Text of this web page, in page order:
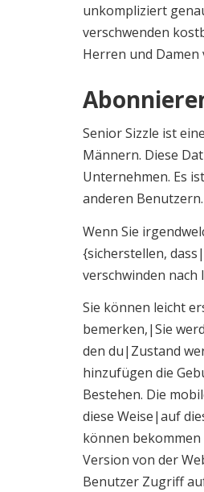
unkompliziert
verschwenden
Herren und
Senior Sizzle ist
Männern. Diese
Unternehmen. Es
anderen Benutzern.
Wenn Sie
{sicherstellen,
verschwinden nach
Sie können leicht
bemerken,|Sie
den du|Zustand
hinzufügen die
Bestehen. Die
diese Weise|auf
können bekommen
Version von der
Benutzer Zugriff